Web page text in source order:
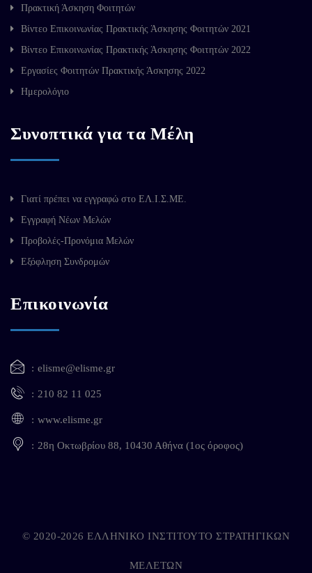
Πρακτική Άσκηση Φοιτητών
Βίντεο Επικοινωνίας Πρακτικής Άσκησης Φοιτητών 2021
Βίντεο Επικοινωνίας Πρακτικής Άσκησης Φοιτητών 2022
Εργασίες Φοιτητών Πρακτικής Άσκησης 2022
Ημερολόγιο
Συνοπτικά για τα Μέλη
Γιατί πρέπει να εγγραφώ στο ΕΛ.Ι.Σ.ΜΕ.
Εγγραφή Νέων Μελών
Προβολές-Προνόμια Μελών
Εξόφληση Συνδρομών
Επικοινωνία
elisme@elisme.gr
210 82 11 025
www.elisme.gr
28η Οκτωβρίου 88, 10430 Αθήνα (1ος όροφος)
© 2020-2026 ΕΛΛΗΝΙΚΟ ΙΝΣΤΙΤΟΥΤΟ ΣΤΡΑΤΗΓΙΚΩΝ
ΜΕΛΕΤΩΝ